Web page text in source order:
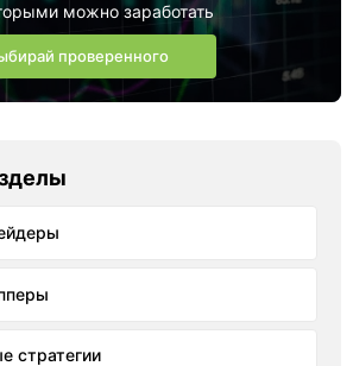
можно заработать
проверенного
стратегии